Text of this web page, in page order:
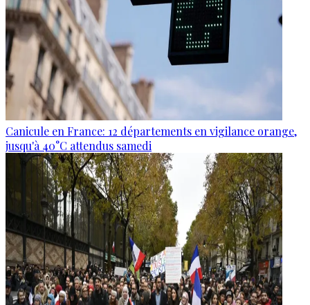
Canicule en France: 12 départements en vigilance orange,
jusqu'à 40°C attendus samedi